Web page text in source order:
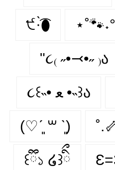
੯·̀͡⬮ ⋆˚🐾˖°
"૮₍ ˶•⤙•˶ ₎ა
૮꒰˵• ﻌ •˵꒱ა
(♡ˊ͈ ꒳ ˋ͈)
꒰ྀི১ ໒꒱ིྀ